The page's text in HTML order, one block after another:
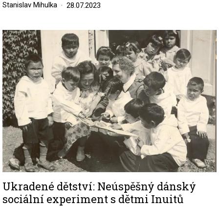
Stanislav Mihulka 28.07.2023
Image
Ukradené dětství: Neúspěšný dánský
sociální experiment s dětmi Inuitů